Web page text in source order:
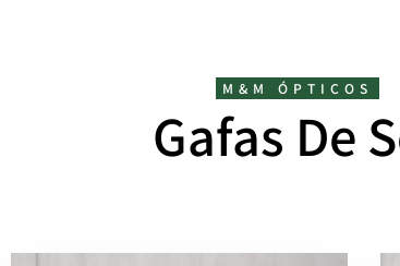
M&M ÓPTICOS
Gafas De